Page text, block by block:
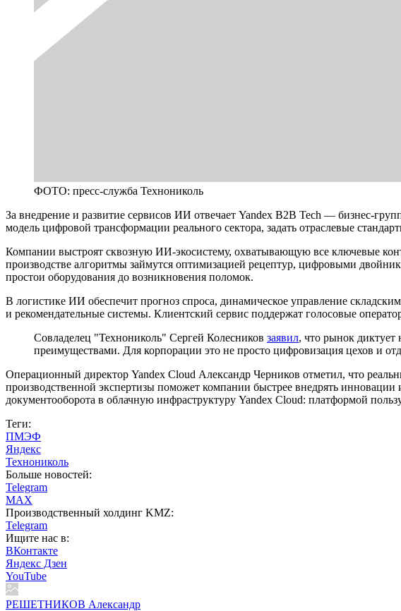
ФОТО: пресс-служба Технониколь
За внедрение и развитие сервисов ИИ отвечает Yandex B2B Tech — бизнес-
модель цифровой трансформации реального сектора, задать отраслевые
Компании выстроят сквозную ИИ-экосистему, охватывающую все ключевые
производстве алгоритмы займутся оптимизацией рецептур, цифровыми
простои оборудования до возникновения поломок.
В логистике ИИ обеспечит прогноз спроса, динамическое управление
и рекомендательные системы. Клиентский сервис поддержат голосовые
Совладелец "Технониколь" Сергей Колесников заявил, что рынок диктует
преимуществами. Для корпорации это не просто цифровизация цехов и
Операционный директор Yandex Cloud Александр Черников отметил, что
производственной экспертизы поможет компании быстрее внедрять
документооборота в облачную инфраструктуру Yandex Cloud: платформой
Теги:
ПМЭФ
Яндекс
Технониколь
Больше новостей:
Telegram
MAX
Производственный холдинг KMZ:
Telegram
Ищите нас в:
ВКонтакте
Яндекс Дзен
YouTube
РЕШЕТНИКОВ Александр